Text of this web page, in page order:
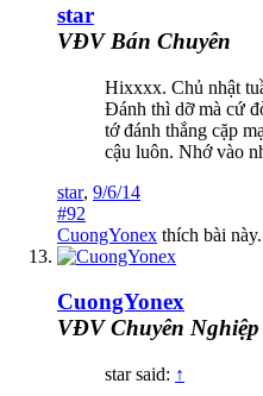
star
VĐV Bán Chuyên
Hixxxx. Chủ nhật
Đánh thì dỡ mà cứ
tớ đánh thắng cặp
cậu luôn. Nhớ vào
star, 9/6/14
#92
CuongYonex thích bài này.
CuongYonex
VĐV Chuyên Nghiệp
star said: ↑